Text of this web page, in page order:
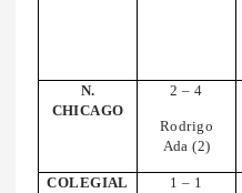
N.
CHICAGO
2 – 4
Rodrigo
Ada (2)
COLEGIAL
1 – 1